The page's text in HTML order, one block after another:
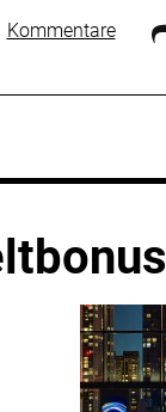
Kommentare